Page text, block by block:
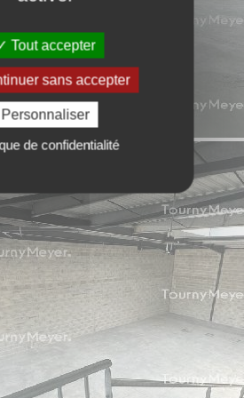
Tout accepter
sans accepter
Personnaliser
de confidentialité